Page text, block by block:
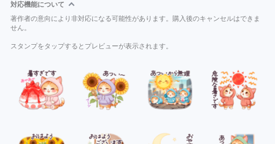
対応機能について
著作者の意向により非対応になる可能性があります。購入後のキャンセルはできま
せん。
スタンプをタップするとプレビューが表示されます。